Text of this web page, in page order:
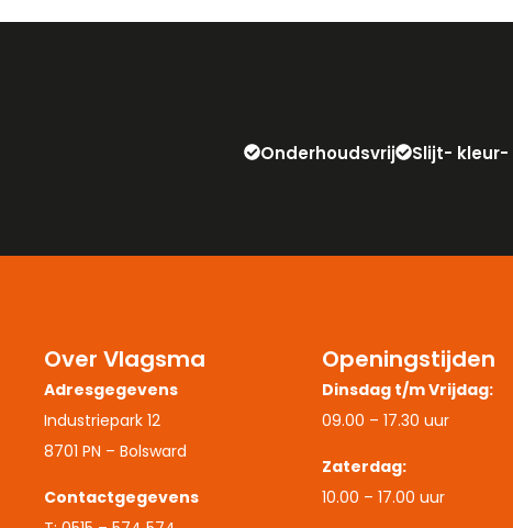
Onderhoudsvrij Slijt-
Over Vlagsma
Adresgegevens
Industriepark 12
8701 PN – Bolsward
Contactgegevens
Openingstijden
Dinsdag t/m Vrijdag:
09.00 – 17.30 uur
Zaterdag:
10.00 – 17.00 uur